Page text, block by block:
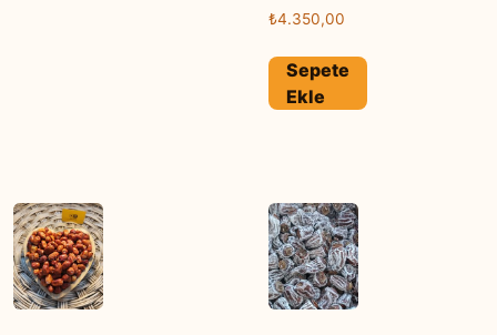
₺4.350,00
Sepete
Ekle